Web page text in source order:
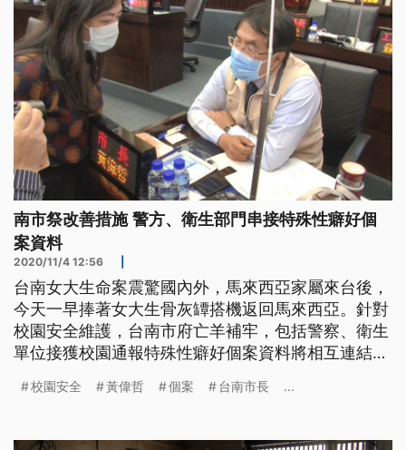
南市祭改善措施 警方、衛生部門串接特殊性癖好個
案資料
2020/11/4 12:56
台南女大生命案震驚國內外，馬來西亞家屬來台後，
今天一早捧著女大生骨灰罈搭機返回馬來西亞。針對
校園安全維護，台南市府亡羊補牢，包括警察、衛生
單位接獲校園通報特殊性癖好個案資料將相互連結，
重，馬來西亞女大生的雙親來台處理女兒後事，經過
地。事發後校園安全檢討聲浪不斷，台南市長黃偉哲
校園安全 黃偉哲 個案 台南市長 ...